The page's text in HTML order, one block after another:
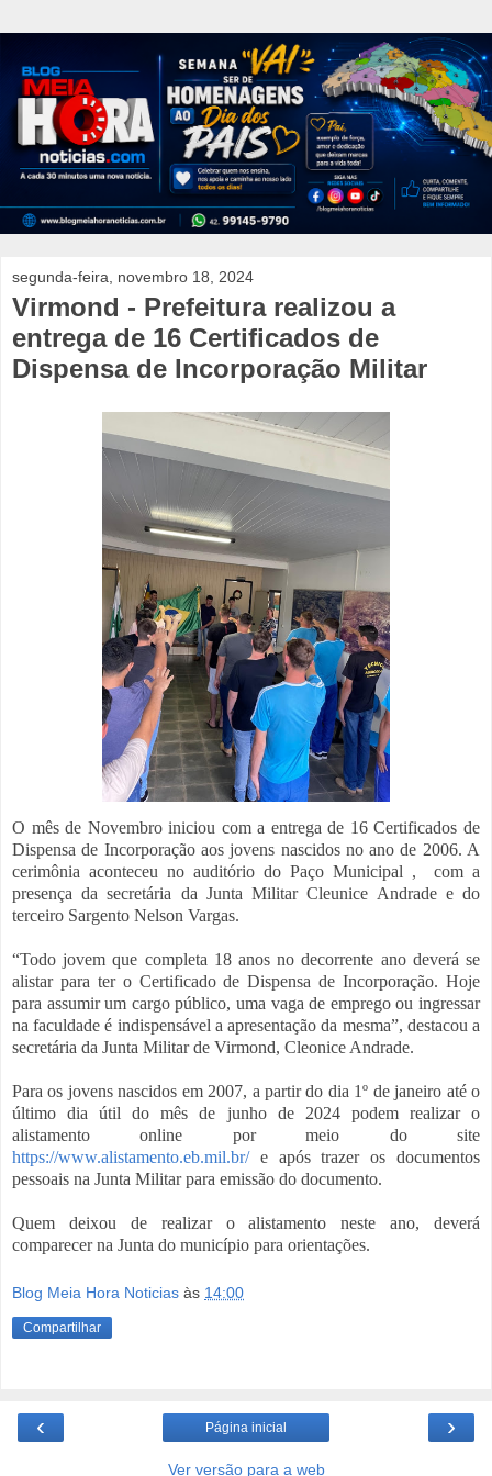
segunda-feira, novembro 18, 2024
Virmond - Prefeitura realizou a
entrega de 16 Certificados de
Dispensa de Incorporação Militar
O mês de Novembro iniciou com a entrega de 16 Certificados de
Dispensa de Incorporação aos jovens nascidos no ano de 2006. A
cerimônia aconteceu no auditório do Paço Municipal , com a
presença da secretária da Junta Militar Cleunice Andrade e do
terceiro Sargento Nelson Vargas.
“Todo jovem que completa 18 anos no decorrente ano deverá se
alistar para ter o Certificado de Dispensa de Incorporação. Hoje
para assumir um cargo público, uma vaga de emprego ou ingressar
na faculdade é indispensável a apresentação da mesma”, destacou a
secretária da Junta Militar de Virmond, Cleonice Andrade.
Para os jovens nascidos em 2007, a partir do dia 1º de janeiro até o
último dia útil do mês de junho de 2024 podem realizar o
alistamento online por meio do site
https://www.alistamento.eb.mil.br/e após trazer os documentos
pessoais na Junta Militar para emissão do documento.
Quem deixou de realizar o alistamento neste ano, deverá
comparecer na Junta do município para orientações.
Blog Meia Hora Noticias às 14:00
Compartilhar
‹ ›
Página inicial
Ver versão para a web